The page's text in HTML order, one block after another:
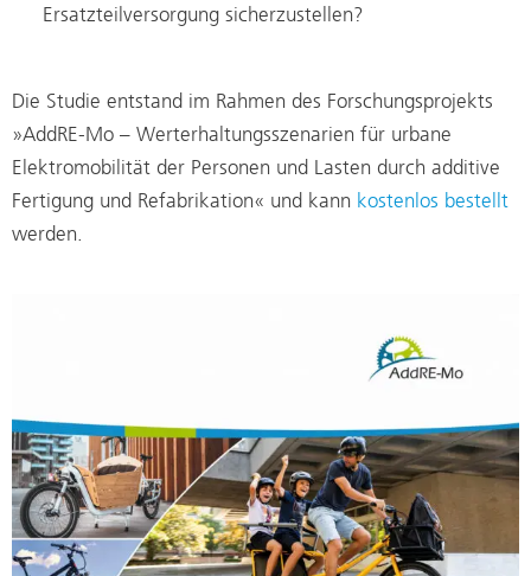
Ersatzteilversorgung sicherzustellen?
Die Studie entstand im Rahmen des Forschungsprojekts
»AddRE-Mo – Werterhaltungsszenarien für urbane
Elektromobilität der Personen und Lasten durch additive
Fertigung und Refabrikation« und kann kostenlos bestellt
werden.